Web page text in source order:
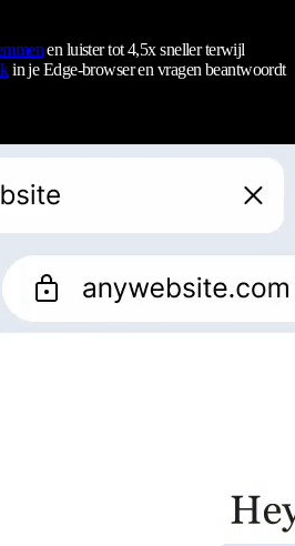
en luister tot 4,5x sneller terwijl
in je Edge-browser en vragen beantwoordt